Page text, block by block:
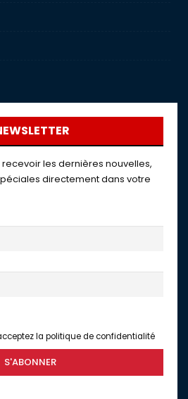
les dernières nouvelles,
directement dans votre
la politique de confidentialité